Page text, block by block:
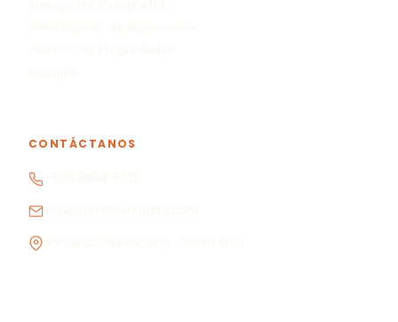
CONTÁCTANOS